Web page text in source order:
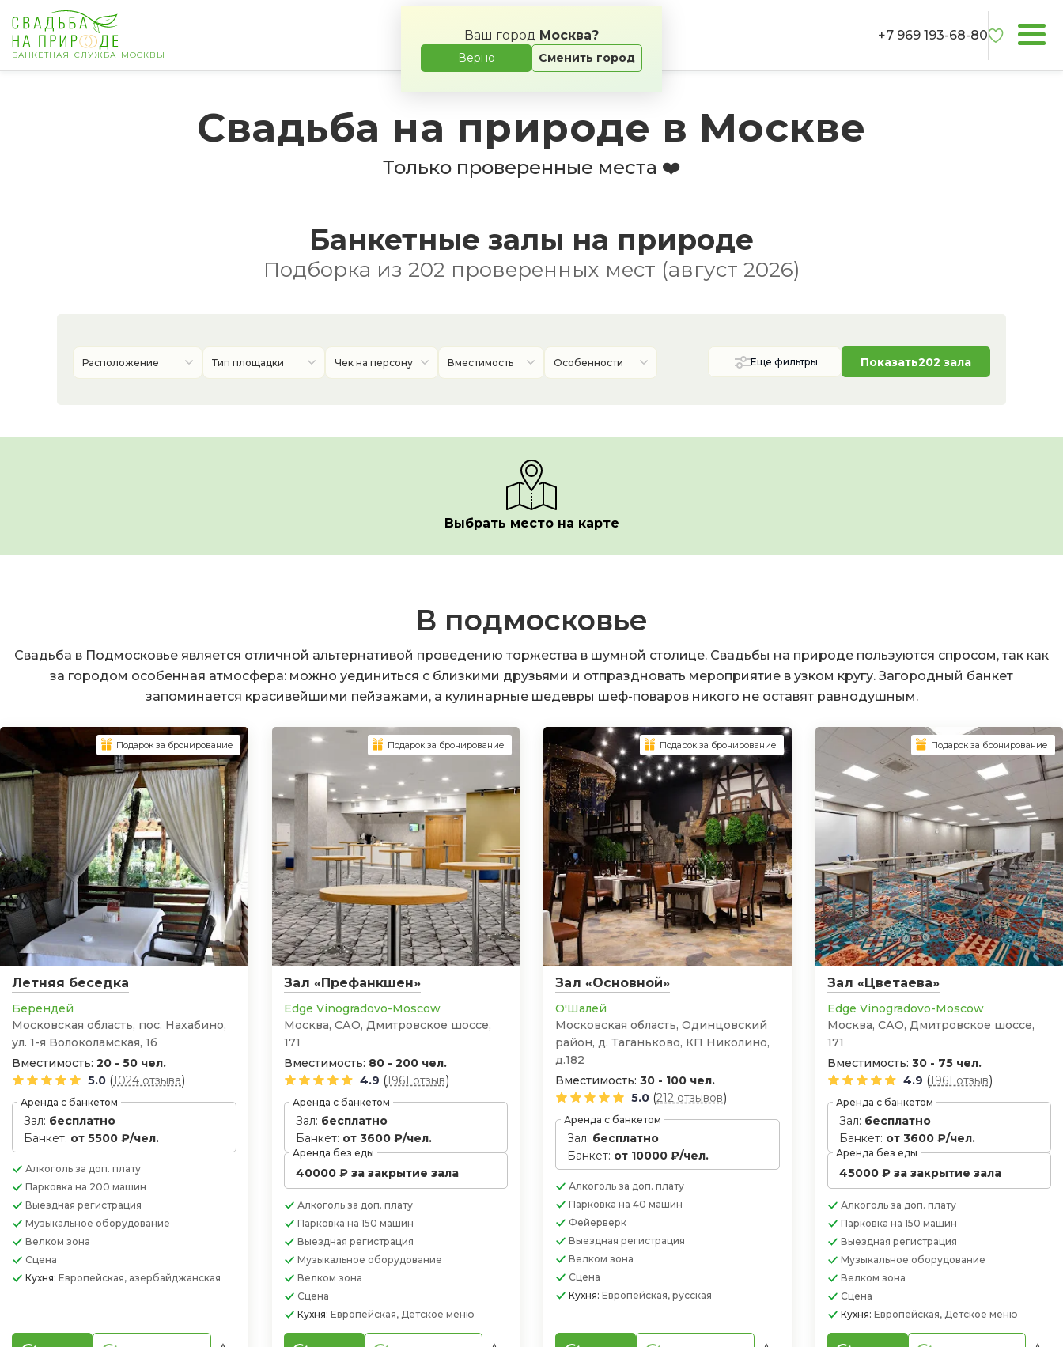
Ваш город Москва?
Верно Сменить город
БАНКЕТНАЯ СЛУЖБА МОСКВЫ
Новогодний корпоратив
+7 969 193-68-80
Свадьба на природе в Москве
Только проверенные места ❤️
Банкетные залы на природе
Подборка из 202 проверенных мест (август 2026)
Расположение Тип площадки Чек на персону Вместимость Особенности Еще фильтры Показать202 зала
Выбрать место на карте
В подмосковье
Свадьба в Подмосковье является отличной альтернативой проведению торжества в шумной столице. Свадьбы на природе пользуются спросом, так как
за городом особенная атмосфера: можно уединиться с близкими друзьями и отпраздновать мероприятие в узком кругу. Загородный банкет
запоминается красивейшими пейзажами, а кулинарные шедевры шеф-поваров никого не оставят равнодушным.
Летняя беседка
Берендей
Московская область, пос. Нахабино,
ул. 1-я Волоколамская, 1б
Вместимость: 20 - 50 чел.
5.0 (1024 отзыва)
Аренда с банкетом
Зал: бесплатно
Банкет: от 5500 ₽/чел.
Алкоголь за доп. плату
Парковка на 200 машин
Выездная регистрация
Музыкальное оборудование
Велком зона
Сцена
Кухня: Европейская, азербайджанская
Подарок за бронирование
Зал «Префанкшен»
Edge Vinogradovо-Moscow
Москва, САО, Дмитровское шоссе,
171
Вместимость: 80 - 200 чел.
4.9 (1961 отзыв)
Аренда с банкетом
Зал: бесплатно
Банкет: от 3600 ₽/чел.
Аренда без еды
40000 ₽ за закрытие зала
Алкоголь за доп. плату
Парковка на 150 машин
Выездная регистрация
Музыкальное оборудование
Велком зона
Сцена
Кухня: Европейская, Детское меню
Подарок за бронирование
Зал «Основной»
О'Шалей
Московская область, Одинцовский
район, д. Таганьково, КП Николино,
д.182
Вместимость: 30 - 100 чел.
5.0 (212 отзывов)
Аренда с банкетом
Зал: бесплатно
Банкет: от 10000 ₽/чел.
Алкоголь за доп. плату
Парковка на 40 машин
Фейерверк
Выездная регистрация
Велком зона
Сцена
Кухня: Европейская, русская
Подарок за бронирование
Зал «Цветаева»
Edge Vinogradovо-Moscow
Москва, САО, Дмитровское шоссе,
171
Вместимость: 30 - 75 чел.
4.9 (1961 отзыв)
Аренда с банкетом
Зал: бесплатно
Банкет: от 3600 ₽/чел.
Аренда без еды
45000 ₽ за закрытие зала
Алкоголь за доп. плату
Парковка на 150 машин
Выездная регистрация
Музыкальное оборудование
Велком зона
Сцена
Кухня: Европейская, Детское меню
Подарок за бронирование